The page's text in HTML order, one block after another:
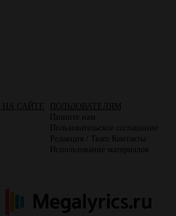
САЙТЕ
ПОЛЬЗОВАТЕЛЯМ
Пишите нам
Пользовательское соглашение
Редакция / Team Контакты
Использование материалов